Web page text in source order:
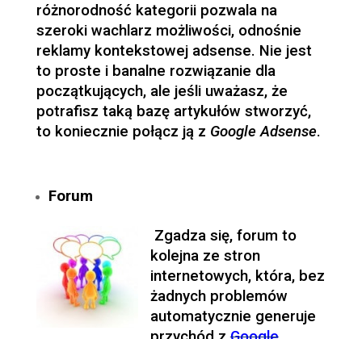
różnorodność kategorii pozwala na
szeroki wachlarz możliwości, odnośnie
reklamy kontekstowej adsense. Nie jest
to proste i banalne rozwiązanie dla
początkujących, ale jeśli uważasz, że
potrafisz taką bazę artykułów stworzyć,
to koniecznie połącz ją z Google Adsense.
Forum
Zgadza się, forum to
kolejna ze stron
internetowych, która, bez
żadnych problemów
automatycznie generuje